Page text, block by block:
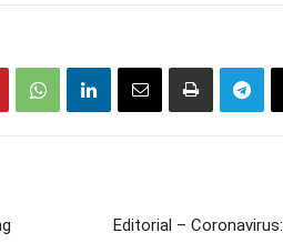
Editorial –